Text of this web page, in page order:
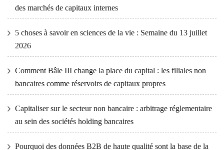
des marchés de capitaux internes
5 choses à savoir en sciences de la vie : Semaine du 13 juillet
2026
Comment Bâle III change la place du capital : les filiales non
bancaires comme réservoirs de capitaux propres
Capitaliser sur le secteur non bancaire : arbitrage réglementaire
au sein des sociétés holding bancaires
Pourquoi des données B2B de haute qualité sont la base de la